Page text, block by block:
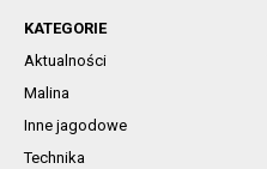
KATEGORIE
Aktualności
Malina
Inne jagodowe
Technika